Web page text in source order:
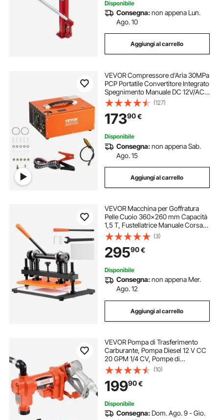
Disponibile
Consegna:non appena Lun.
Ago. 10
Aggiungi al carrello
VEVOR Compressore d'Aria 30MPa
PCP Portatile Convertitore Integrato
Spegnimento Manuale DC 12V/AC
230V, Compressore d'Aria Portatile
ad Alta Pressione Senza Acqua
Senza Olio Portatile
(127)
17390€
Disponibile
Consegna:non appena Sab.
Ago. 15
Aggiungi al carrello
VEVOR Macchina per Goffratura
Pelle Cuoio 360x260 mm Capacità
1,5 T, Fustellatrice Manuale Corsa
Regolabile 12 mm Perforatrice
Goffratura Manuale per Pelle Carta
Espanso Plastica Gomma Vari
Materiali
(3)
29590€
Disponibile
Consegna:non appena Mer.
Ago. 12
Aggiungi al carrello
VEVOR Pompa di Trasferimento
Carburante, Pompa Diesel 12 V CC
20 GPM 1/4 CV, Pompe di
Estrazione con Ugello Manuale,
Tubo di Scarico e Tubo di
Aspirazione, per Benzina, Diesel,
Cherosene
(10)
19990€
Disponibile
Consegna: Dom. Ago. 9 - Gio.